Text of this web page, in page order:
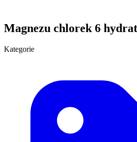
Magnezu chlorek 6
Kategorie